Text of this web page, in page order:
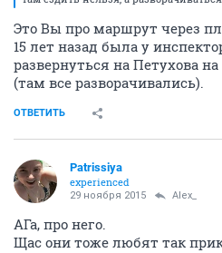
Это Вы про маршрут через
15 лет назад была у
развернуться на Петухова
(там все разворачивались).
ОТВЕТИТЬ
Patrissiya
experienced
29 ноября 2015 Alex_
АГа, про него.
Щас они тоже любят так